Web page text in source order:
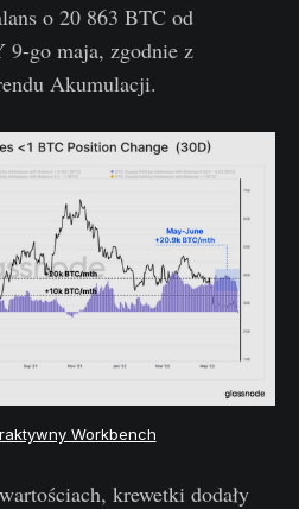
o 20 863 BTC od
go maja, zgodnie z
Akumulacji.
Workbench
krewetki dodały